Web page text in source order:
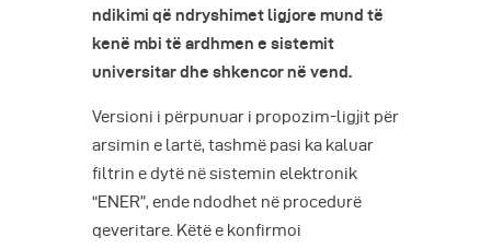
ndikimi që ndryshimet ligjore mund të
kenë mbi të ardhmen e sistemit
universitar dhe shkencor në vend.
Versioni i përpunuar i propozim-ligjit për
arsimin e lartë, tashmë pasi ka kaluar
filtrin e dytë në sistemin elektronik
“ENER”, ende ndodhet në procedurë
qeveritare. Këtë e konfirmoi